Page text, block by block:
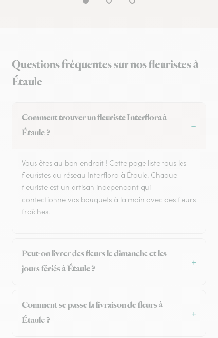
Questions fréquentes sur nos fleuristes à
Étaule
Comment trouver un fleuriste Interflora à
Étaule ?
Vous êtes au bon endroit ! Cette page liste tous les
fleuristes du réseau Interflora à Étaule. Chaque
fleuriste est un artisan indépendant qui
confectionne vos bouquets à la main avec des fleurs
fraîches.
Peut-on livrer des fleurs le dimanche et les
jours fériés à Étaule ?
Comment se passe la livraison de fleurs à
Étaule ?